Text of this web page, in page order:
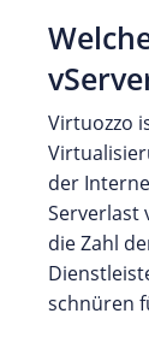
Virtuozzo
der
Serverlast
die Zahl
schnüren